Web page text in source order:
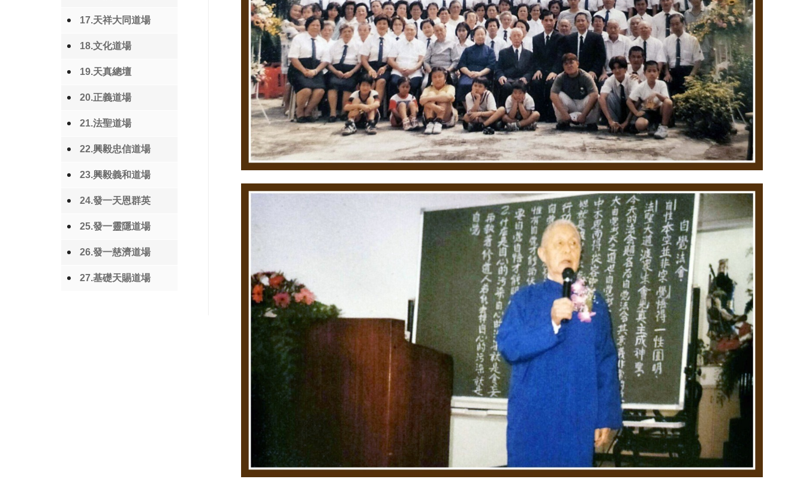
17.天祥大同道場
18.文化道場
19.天真總壇
20.正義道場
21.法聖道場
22.興毅忠信道場
23.興毅義和道場
24.發一天恩群英
25.發一靈隱道場
26.發一慈濟道場
27.基礎天賜道場